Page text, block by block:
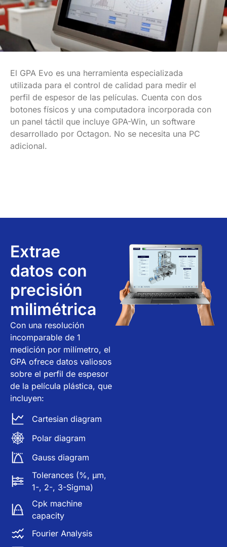
El GPA Evo es una herramienta especializada
utilizada para el control de calidad para medir el
perfil de espesor de las películas. Cuenta con dos
botones físicos y una computadora incorporada con
un panel táctil que incluye GPA-Win, un software
desarrollado por Octagon. No se necesita una PC
adicional.
Extrae
datos con
precisión
milimétrica
Con una resolución
incomparable de 1
medición por milímetro, el
GPA ofrece datos valiosos
sobre el perfil de espesor
de la película plástica, que
incluyen:
Cartesian diagram
Polar diagram
Gauss diagram
Tolerances (%, μm,
1-, 2-, 3-Sigma)
Cpk machine
capacity
Fourier Analysis